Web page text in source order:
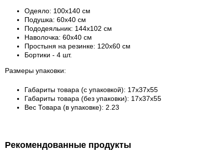
Одеяло: 100х140 см
Подушка: 60х40 см
Пододеяльник: 144х102 см
Наволочка: 60х40 см
Простыня на резинке: 120х60 см
Бортики - 4 шт.
Размеры упаковки:
Габариты товара (с упаковкой): 17х37х55
Габариты товара (без упаковки): 17х37х55
Вес Товара (в упаковке): 2.23
Рекомендованные продукты